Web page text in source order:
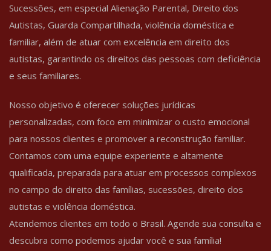
Sucessões, em especial Alienação Parental, Direito dos
Autistas, Guarda Compartilhada, violência doméstica e
familiar, além de atuar com excelência em direito dos
autistas, garantindo os direitos das pessoas com deficiência
e seus familiares.
Nosso objetivo é oferecer soluções jurídicas
personalizadas, com foco em minimizar o custo emocional
para nossos clientes e promover a reconstrução familiar.
Contamos com uma equipe experiente e altamente
qualificada, preparada para atuar em processos complexos
no campo do direito das famílias, sucessões, direito dos
autistas e violência doméstica.
Atendemos clientes em todo o Brasil. Agende sua consulta e
descubra como podemos ajudar você e sua família!